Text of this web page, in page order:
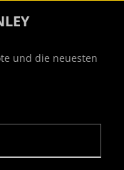
und die neuesten